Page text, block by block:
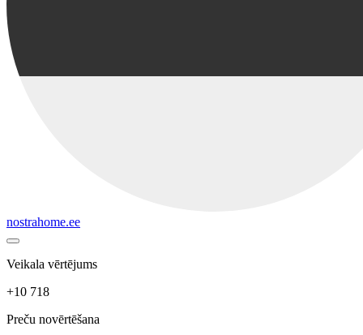
nostrahome.ee
Veikala vērtējums
+10 718
Preču novērtēšana